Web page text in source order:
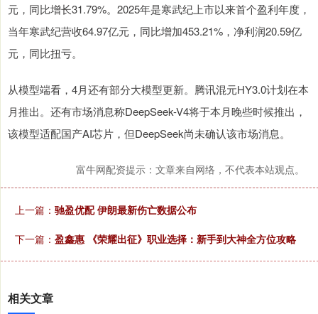
元，同比增长31.79%。2025年是寒武纪上市以来首个盈利年度，
当年寒武纪营收64.97亿元，同比增加453.21%，净利润20.59亿
元，同比扭亏。
从模型端看，4月还有部分大模型更新。腾讯混元HY3.0计划在本
月推出。还有市场消息称DeepSeek-V4将于本月晚些时候推出，
该模型适配国产AI芯片，但DeepSeek尚未确认该市场消息。
富牛网配资提示：文章来自网络，不代表本站观点。
上一篇： 驰盈优配 伊朗最新伤亡数据公布
下一篇： 盈鑫惠 《荣耀出征》职业选择：新手到大神全方位攻略
相关文章